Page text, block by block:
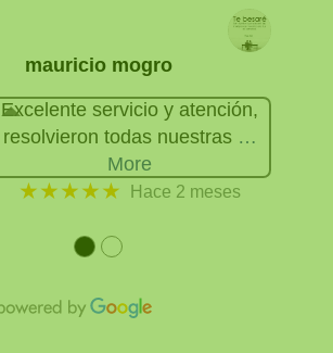
mauricio mogro
Excelente servicio y atención,
resolvieron todas nuestras …
More
★★★★★ Hace 2 meses
●●